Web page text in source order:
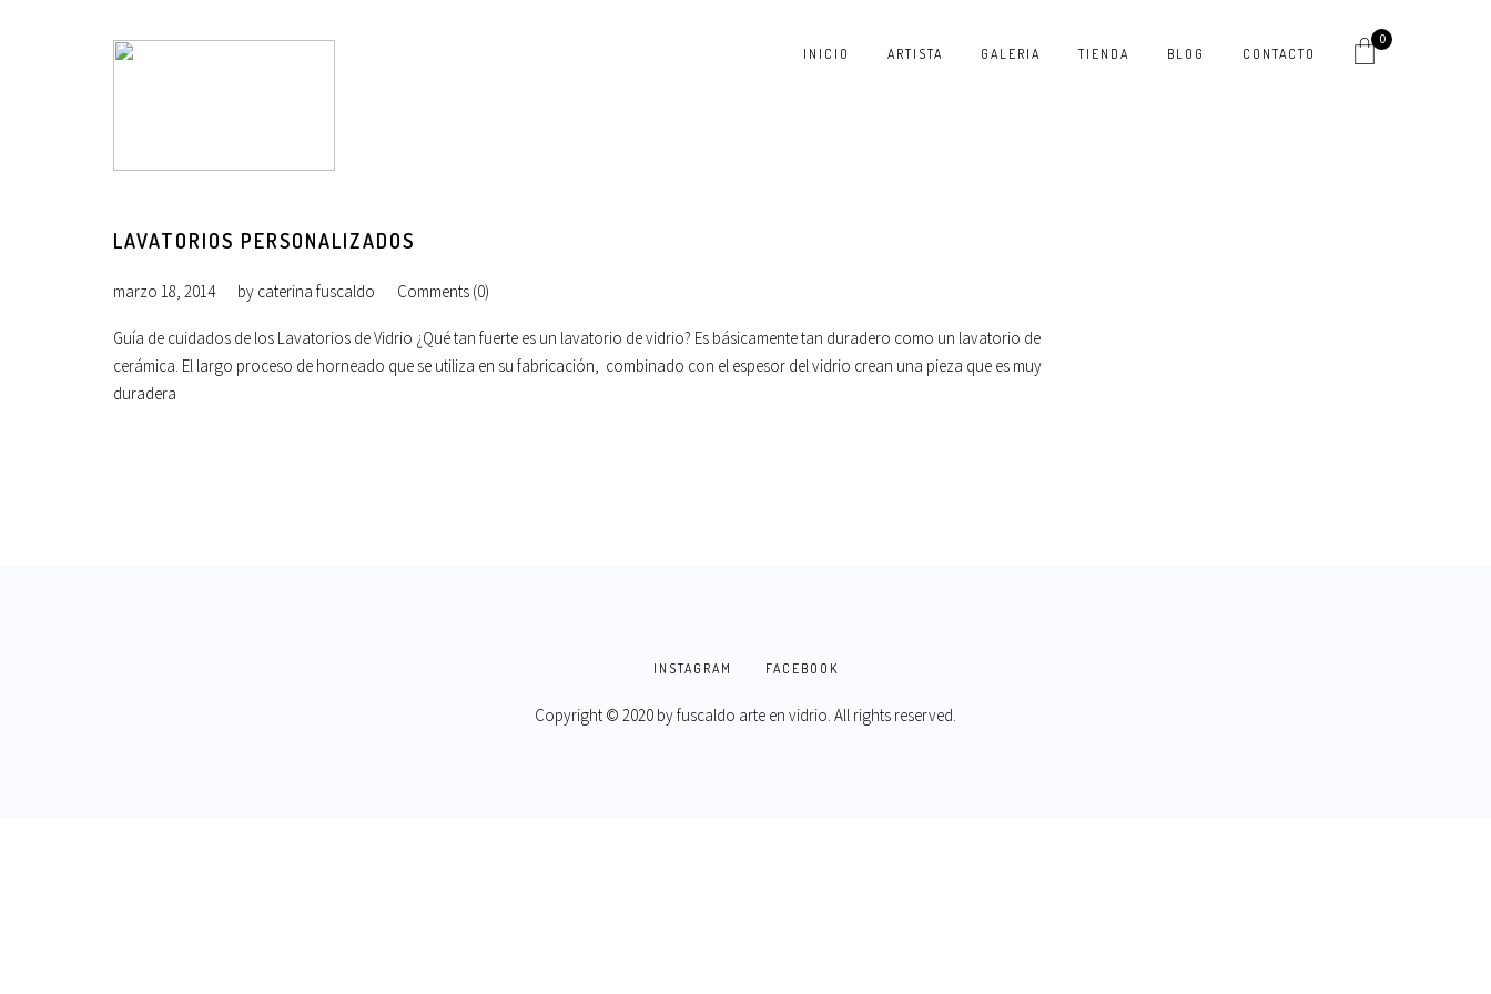
0
INICIO
ARTISTA GALERIA TIENDA BLOG CONTACTO
LAVATORIOS PERSONALIZADOS
marzo 18, 2014 by caterina fuscaldo Comments (0)
Guía de cuidados de los Lavatorios de Vidrio ¿Qué tan fuerte es un lavatorio de vidrio? Es básicamente tan duradero como un lavatorio de
cerámica. El largo proceso de horneado que se utiliza en su fabricación, combinado con el espesor del vidrio crean una pieza que es muy
duradera
INSTAGRAM FACEBOOK
Copyright © 2020 byfuscaldo arte en vidrio. All rights reserved.